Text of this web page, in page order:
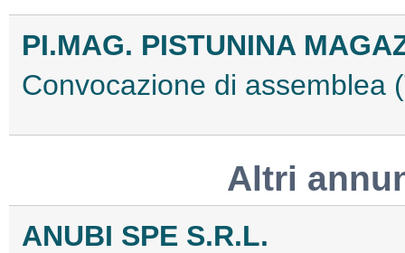
PI.MAG. PISTUNINA
Convocazione di assemblea
Altri
ANUBI SPE S.R.L.